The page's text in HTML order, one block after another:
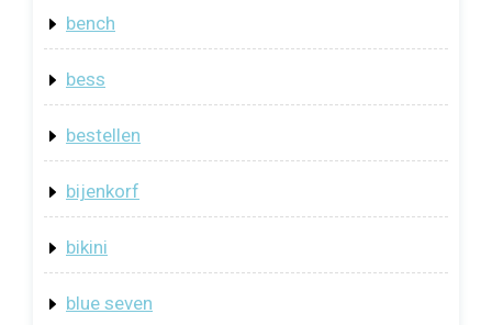
bench
bess
bestellen
bijenkorf
bikini
blue seven